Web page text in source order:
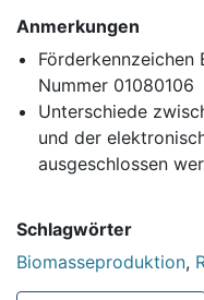
Anmerkungen
Förderkennzeichen
Nummer 01080106
Unterschiede
und der
ausgeschlossen
Schlagwörter
Biomasseproduktion,